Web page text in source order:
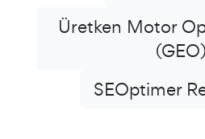
Üretken Motor
(GEO)
SEOptimer